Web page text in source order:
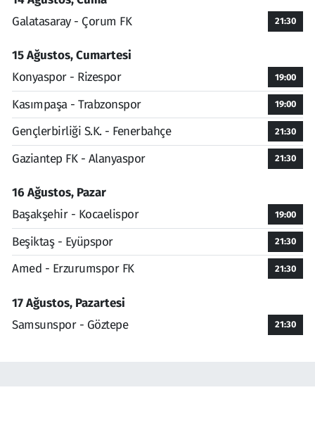
Galatasaray - Çorum FK
21:30
15 Ağustos, Cumartesi
Konyaspor - Rizespor
19:00
Kasımpaşa - Trabzonspor 19:00
Gençlerbirliği S.K. - Fenerbahçe 21:30
Gaziantep FK - Alanyaspor 21:30
16 Ağustos, Pazar
Başakşehir - Kocaelispor
19:00
Beşiktaş - Eyüpspor 21:30
Amed - Erzurumspor FK 21:30
17 Ağustos, Pazartesi
Samsunspor - Göztepe
21:30